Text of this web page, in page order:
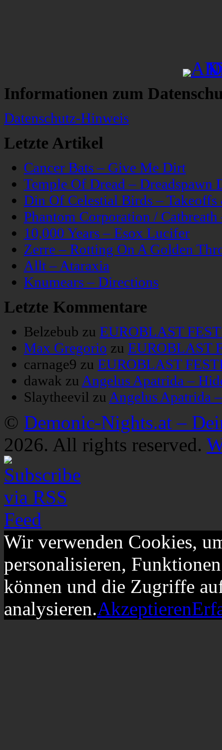
Informationen zum
Datenschutz-Hinweis
Letzte Artikel
Cancer Bats – Give Me Dirt
Temple Of Dread – Dreadspawn
Din Of Celestial Birds –
Phantom Corporation /
10,000 Years – Esox Lucifer
Zerre – Rotting On A Golden
Allt – Ataraxia
Knumears – Directions
Letzte Kommentare
Belzebub zu EUROBLAST
Max Gregorio zu EUROBLAST
carnage9 zu EUROBLAST
dawak zu Angelus Apatrida –
Slaytheevil zu Angelus Apatrida
© Demonic-Nights.at –
2026. All rights reserved.
Wir verwenden Cookies,
personalisieren,
können und die Zugriffe
analysieren.Akzeptieren